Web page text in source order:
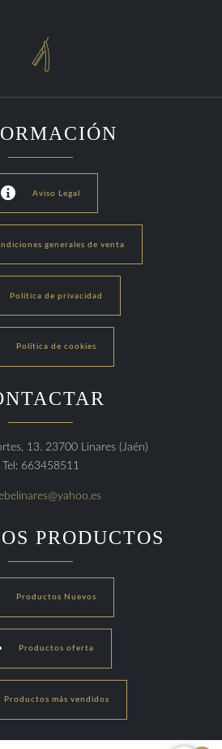

 Aviso Legal
generales de venta
Política de privacidad
Política de cookies
13. 23700 Linares (Jaén)
Tel: 663458511
PRODUCTOS
Productos Nuevos
Productos oferta
Productos más vendidos